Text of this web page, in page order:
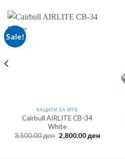
Sale!
КАЦИГИ ЗА МТБ
Cairbull AIRLITE CB-34
White
3,500.00ден Original
price
2,800.00денCurrent